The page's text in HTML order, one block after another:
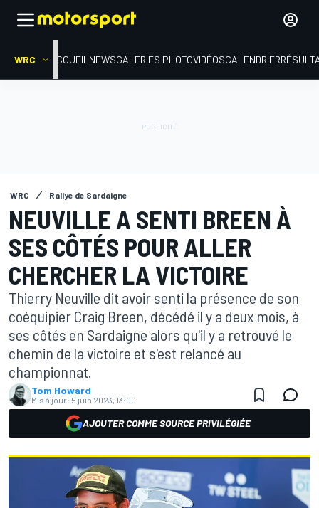
WRC ACCUEIL NEWSGALERIES PHOTOVIDÉOSCALENDRIER
WRC Rallye de Sardaigne
NEUVILLE A SENTI BREEN À
SES CÔTÉS POUR ALLER
CHERCHER LA VICTOIRE
Thierry Neuville dit avoir senti la présence de son
coéquipier Craig Breen, décédé il y a deux mois, à
ses côtés en Sardaigne alors qu'il y a retrouvé le
chemin de la victoire et s'est relancé au
championnat.
Tom Howard
Mis à jour: 5 juin 2023, 13:00
AJOUTER COMME SOURCE PRIVILÉGIÉE